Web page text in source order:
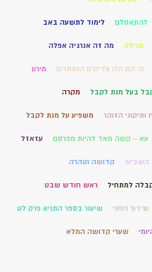
להתאסלם לימוד לתשעה באב
מגילה מה זה אנרגיה אפלה
מי הם הלו צדיקים הנסתרים מירון
בעל מנת לקבל מקרה
ותיקוני הזוהר משפיע על מנת לקבל
עא – קשה מאד להיות מפרסם עזאזל
השביעי קדושה וטהרה
למתחיל ראש חודש שבט
שידוך רוחני שיעור בספר התניא פרק לט
שערי קדושה המלא